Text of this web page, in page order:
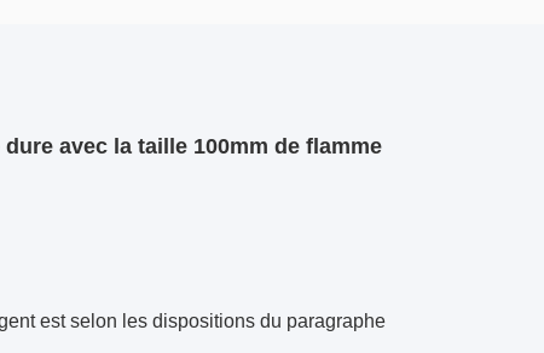
avec la taille 100mm de flamme
est selon les dispositions du paragraphe